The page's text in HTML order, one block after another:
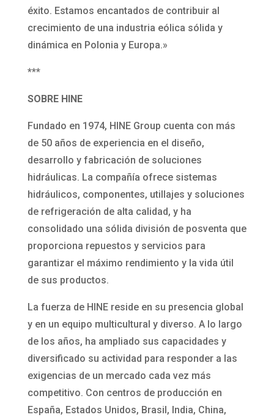
éxito. Estamos encantados de contribuir al
crecimiento de una industria eólica sólida y
dinámica en Polonia y Europa.»
***
SOBRE HINE
Fundado en 1974, HINE Group cuenta con más
de 50 años de experiencia en el diseño,
desarrollo y fabricación de soluciones
hidráulicas. La compañía ofrece sistemas
hidráulicos, componentes, utillajes y soluciones
de refrigeración de alta calidad, y ha
consolidado una sólida división de posventa que
proporciona repuestos y servicios para
garantizar el máximo rendimiento y la vida útil
de sus productos.
La fuerza de HINE reside en su presencia global
y en un equipo multicultural y diverso. A lo largo
de los años, ha ampliado sus capacidades y
diversificado su actividad para responder a las
exigencias de un mercado cada vez más
competitivo. Con centros de producción en
España, Estados Unidos, Brasil, India, China,